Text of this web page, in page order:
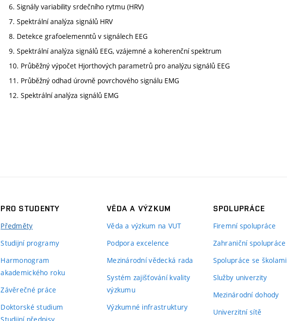
6. Signály variability srdečního rytmu (HRV)
7. Spektrální analýza signálů HRV
8. Detekce grafoelemenntů v signálech EEG
9. Spektrální analýza signálů EEG, vzájemné a koherenční spektrum
10. Průběžný výpočet Hjorthových parametrů pro analýzu signálů EEG
11. Průběžný odhad úrovně povrchového signálu EMG
12. Spektrální analýza signálů EMG
PRO STUDENTY
Předměty
Studijní programy
Harmonogram
akademického roku
Závěrečné práce
Doktorské studium
Studijní předpisy
VĚDA A VÝZKUM
Věda a výzkum na VUT
Podpora excelence
Mezinárodní vědecká rada
Systém zajišťování kvality
výzkumu
Výzkumné infrastruktury
SPOLUPRÁCE
Firemní spolupráce
Zahraniční spolupráce
Spolupráce se školami
Služby univerzity
Mezinárodní dohody
Univerzitní sítě